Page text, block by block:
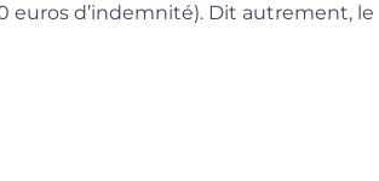
euros d’indemnité). Dit autrement, le